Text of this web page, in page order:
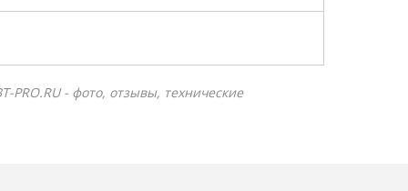
PRO.RU - фото, отзывы, технические